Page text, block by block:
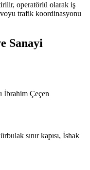
operatörlü olarak iş
trafik koordinasyonu
Sanayi
İbrahim Çeçen
sınır kapısı, İshak